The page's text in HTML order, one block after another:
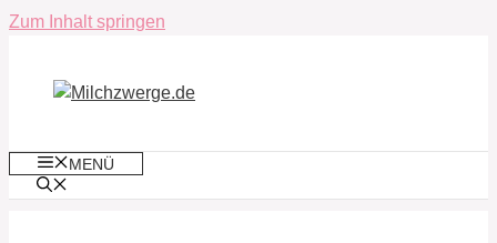
Zum Inhalt springen
MENÜ